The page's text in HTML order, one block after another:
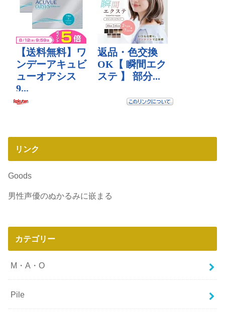
リンク
Goods
男性声優のぬかるみに嵌まる
カテゴリー
M・A・O
Pile